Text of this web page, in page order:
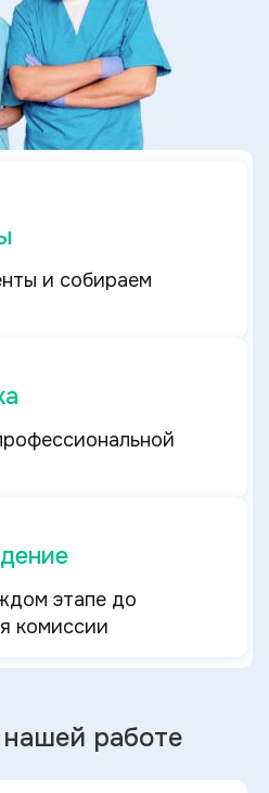
и собираем
этапе до
комиссии
работе